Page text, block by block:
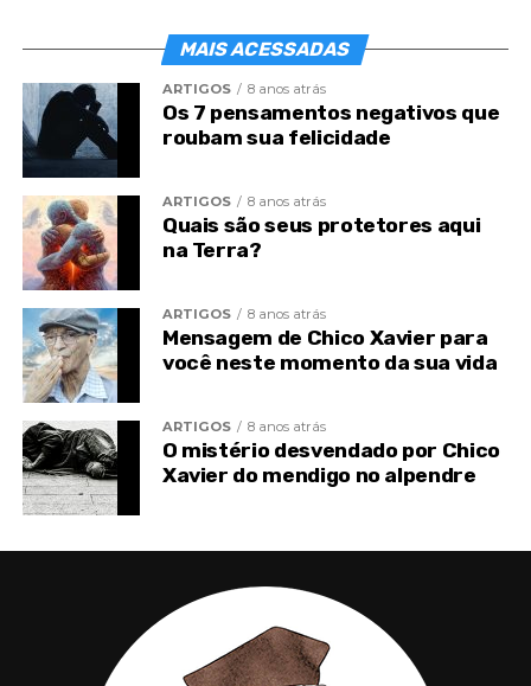
Que de nós mesmos,
Somente possuímos a inferioridade
De que nos devemos desvencilhar…
Somos galhos frutíferos
Na árvore dos séculos
Que as tempestades da experiência jamais
Assim, pois, Mestre Amoroso,
Mensagem de Chico Xavier para aliviar as
que deseja
O que os acontecimentos da vida estão
te dizendo?
MAIS ACESSADAS
ARTIGOS 8 anos atrás
Os 7 pensamentos negativos que
roubam sua felicidade
ARTIGOS 8 anos atrás
Quais são seus protetores aqui
na Terra?
ARTIGOS 8 anos atrás
Mensagem de Chico Xavier para
você neste momento da sua vida
ARTIGOS 8 anos atrás
O mistério desvendado por Chico
Xavier do mendigo no alpendre